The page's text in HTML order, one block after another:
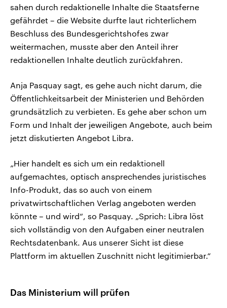
sahen durch redaktionelle Inhalte die Staatsferne
gefährdet – die Website durfte laut richterlichem
Beschluss des Bundesgerichtshofes zwar
weitermachen, musste aber den Anteil ihrer
redaktionellen Inhalte deutlich zurückfahren.
Anja Pasquay sagt, es gehe auch nicht darum, die
Öffentlichkeitsarbeit der Ministerien und Behörden
grundsätzlich zu verbieten. Es gehe aber schon um
Form und Inhalt der jeweiligen Angebote, auch beim
jetzt diskutierten Angebot Libra.
„Hier handelt es sich um ein redaktionell
aufgemachtes, optisch ansprechendes juristisches
Info-Produkt, das so auch von einem
privatwirtschaftlichen Verlag angeboten werden
könnte – und wird“, so Pasquay. „Sprich: Libra löst
sich vollständig von den Aufgaben einer neutralen
Rechtsdatenbank. Aus unserer Sicht ist diese
Plattform im aktuellen Zuschnitt nicht legitimierbar.“
Das Ministerium will prüfen